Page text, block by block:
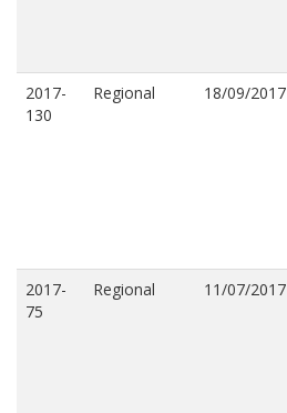
2017-
130
Regional 18/09/2017
2017-
75
Regional 11/07/2017